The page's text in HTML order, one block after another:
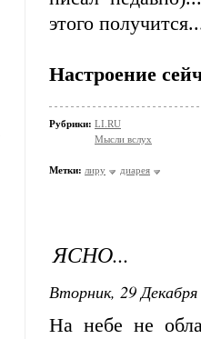
этого
Настроение
Рубрики: LI.RU
Мысли вслух
Метки: лиру диарея
ЯСНО...
Вторник, 29
На небе не